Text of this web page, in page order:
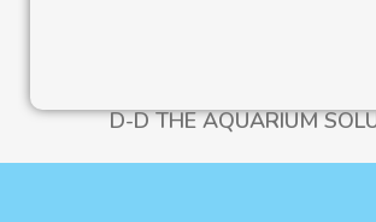
D-D THE AQUARIUM